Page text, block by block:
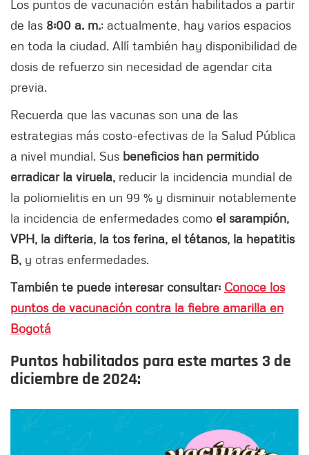
Los puntos de vacunación están habilitados a partir
de las 8:00 a. m.; actualmente, hay varios espacios
en toda la ciudad. Allí también hay disponibilidad de
dosis de refuerzo sin necesidad de agendar cita
previa.
Recuerda que las vacunas son una de las
estrategias más costo-efectivas de la Salud Pública
a nivel mundial. Sus beneficios han permitido
erradicar la viruela, reducir la incidencia mundial de
la poliomielitis en un 99 % y disminuir notablemente
la incidencia de enfermedades como el sarampión,
VPH, la difteria, la tos ferina, el tétanos, la hepatitis
B, y otras enfermedades.
También te puede interesar consultar: Conoce los
puntos de vacunación contra la fiebre amarilla en
Bogotá
Puntos habilitados para este martes 3 de
diciembre de 2024: